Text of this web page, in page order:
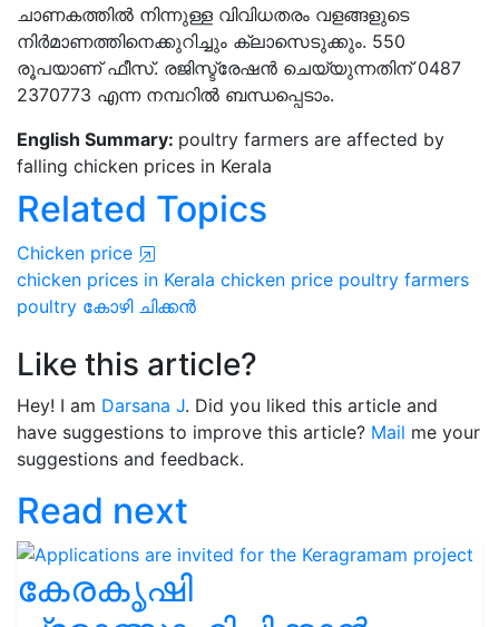
ചാണകത്തിൽ നിന്നുള്ള വിവിധതരം വളങ്ങളുടെ
നിർമാണത്തിനെക്കുറിച്ചും ക്ലാസെടുക്കും. 550
രൂപയാണ് ഫീസ്. രജിസ്ട്രേഷൻ ചെയ്യുന്നതിന് 0487
2370773 എന്ന നമ്പറിൽ ബന്ധപ്പെടാം.
English Summary: poultry farmers are affected by
falling chicken prices in Kerala
Related Topics
Chicken price
chicken prices in Kerala chicken price poultry farmers
poultry കോഴി ചിക്കൻ
Like this article?
Hey! I am Darsana J. Did you liked this article and
have suggestions to improve this article? Mail me your
suggestions and feedback.
Read next
കേരകൃഷി